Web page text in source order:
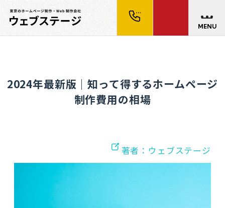
MENU
2024年最新版｜知って得するホームページ
制作費用の相場
著者：ウェブステージ